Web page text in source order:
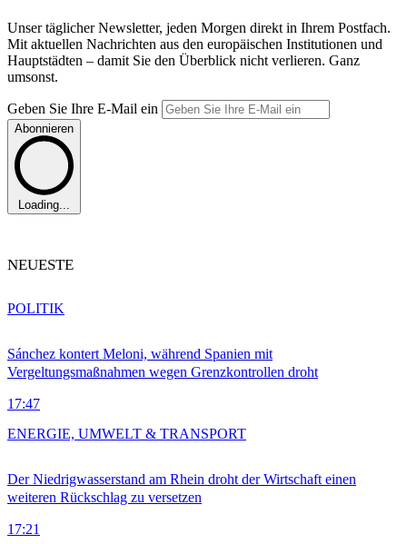
Unser täglicher Newsletter, jeden Morgen direkt in Ihrem Postfach.
Mit aktuellen Nachrichten aus den europäischen Institutionen und
Hauptstädten – damit Sie den Überblick nicht verlieren. Ganz
umsonst.
Geben Sie Ihre E-Mail ein
Abonnieren
Loading...
NEUESTE
Sánchez kontert Meloni, während Spanien mit
Vergeltungsmaßnahmen wegen Grenzkontrollen droht
17:47
POLITIK
Der Niedrigwasserstand am Rhein droht der Wirtschaft einen
weiteren Rückschlag zu versetzen
17:21
ENERGIE, UMWELT & TRANSPORT